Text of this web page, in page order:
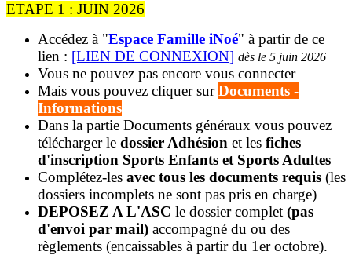
ETAPE 1 : JUIN 2026
Accédez à "Espace Famille iNoé" à partir de ce
lien : [LIEN DE CONNEXION] dès le 5 juin 2026
Vous ne pouvez pas encore vous connecter
Mais vous pouvez cliquer surDocuments -
Informations
Dans la partie Documents généraux vous pouvez
télécharger le dossier Adhésion et les fiches
d'inscription Sports Enfants et Sports Adultes
Complétez-les avec tous les documents requis (les
dossiers incomplets ne sont pas pris en charge)
DEPOSEZ A L'ASC le dossier complet (pas
d'envoi par mail) accompagné du ou des
règlements (encaissables à partir du 1er octobre).